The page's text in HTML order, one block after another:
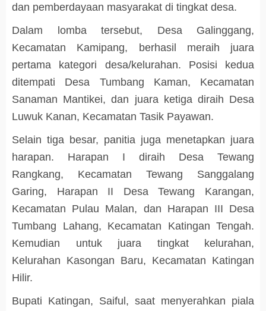
dan pemberdayaan masyarakat di tingkat desa.
Dalam lomba tersebut, Desa Galinggang,
Kecamatan Kamipang, berhasil meraih juara
pertama kategori desa/kelurahan. Posisi kedua
ditempati Desa Tumbang Kaman, Kecamatan
Sanaman Mantikei, dan juara ketiga diraih Desa
Luwuk Kanan, Kecamatan Tasik Payawan.
Selain tiga besar, panitia juga menetapkan juara
harapan. Harapan I diraih Desa Tewang
Rangkang, Kecamatan Tewang Sanggalang
Garing, Harapan II Desa Tewang Karangan,
Kecamatan Pulau Malan, dan Harapan III Desa
Tumbang Lahang, Kecamatan Katingan Tengah.
Kemudian untuk juara tingkat kelurahan,
Kelurahan Kasongan Baru, Kecamatan Katingan
Hilir.
Bupati Katingan, Saiful, saat menyerahkan piala